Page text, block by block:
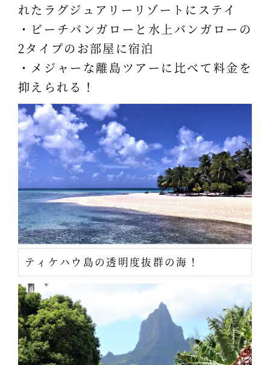
れたラグジュアリーリゾートにステイ
・ビーチバンガローと水上バンガローの
2タイプのお部屋に宿泊
・メジャーな離島ツアーに比べて料金を
抑えられる！
ティケハウ島の透明度抜群の海！